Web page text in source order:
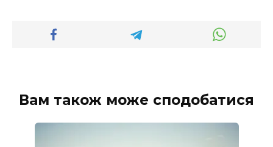
Вам також може сподобатися